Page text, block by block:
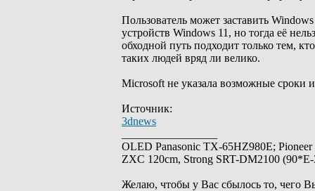
Пользователь может заставить
устройств Windows 11, но тогда её
обходной путь подходит только тем,
таких людей вряд ли велико.
Microsoft не указала возможные сроки
Источник:
3dnews
OLED Panasonic TX-65HZ980E;
ZXC 120cm, Strong SRT-DM2100
Желаю, чтобы у Вас сбылось то, чего